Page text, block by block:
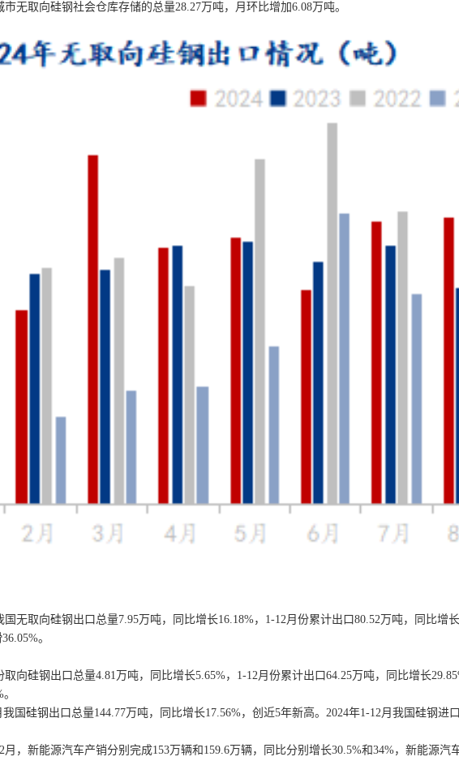
取向硅钢社会仓库存储的总量28.27万吨，月环比增加6.08万吨。
取向硅钢出口总量7.95万吨，同比增长16.18%，1-12月份累计出口80.52万吨，同比增
。
硅钢出口总量4.81万吨，同比增长5.65%，1-12月份累计出口64.25万吨，同比增长
硅钢出口总量144.77万吨，同比增长17.56%，创近5年新高。2024年1-12月我国硅钢进口
新能源汽车产销分别完成153万辆和159.6万辆，同比分别增长30.5%和34%，新能源汽